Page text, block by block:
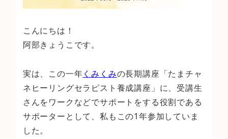
こんにちは！
阿部きょうこです。
実は、この一年くみくみの長期講座「たまチャ
ネヒーリングセラピスト養成講座」に、受講生
さんをワークなどでサポートをする役割である
サポーターとして、私もこの1年参加していま
した。